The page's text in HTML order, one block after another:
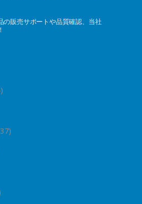
の販売サポートや品質確認、当社